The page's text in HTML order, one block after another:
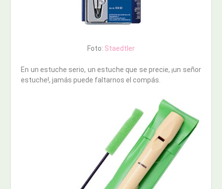
Foto: Staedtler
En un estuche serio, un estuche que se precie, ¡un señor
estuche!, jamás puede faltarnos el compás.